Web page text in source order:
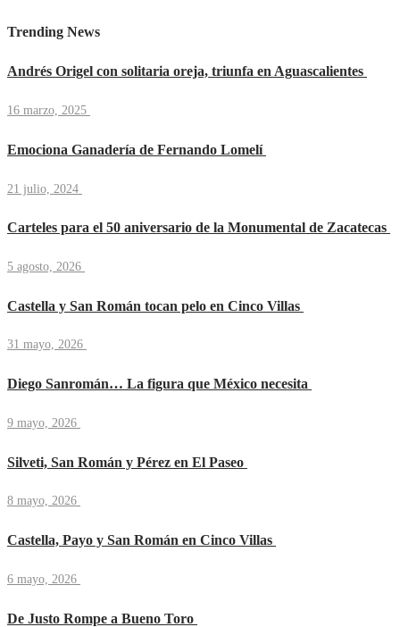
Trending News
Andrés Origel con solitaria oreja, triunfa en Aguascalientes
16 marzo, 2025
Emociona Ganadería de Fernando Lomelí
21 julio, 2024
Carteles para el 50 aniversario de la Monumental de Zacatecas
5 agosto, 2026
Castella y San Román tocan pelo en Cinco Villas
31 mayo, 2026
Diego Sanromán… La figura que México necesita
9 mayo, 2026
Silveti, San Román y Pérez en El Paseo
8 mayo, 2026
Castella, Payo y San Román en Cinco Villas
6 mayo, 2026
De Justo Rompe a Bueno Toro